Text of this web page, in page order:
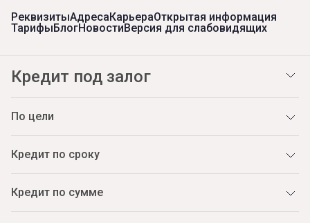
РеквизитыАдресаКарьераОткрытая информация
ТарифыБлогНовостиВерсия для слабовидящих
Кредит под залог
По цели
Кредит по сроку
Кредит по сумме